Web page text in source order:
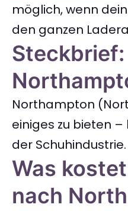
möglich, wenn
den ganzen
Steckbrief:
Northampton
einiges zu bieten
der Schuhindustrie.
Was
nach